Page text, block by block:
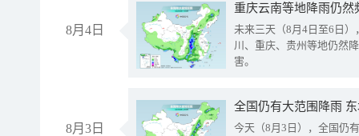
8月4日
重庆云南等地降雨仍然
未来三天（8月4日至6日
川、重庆、贵州等地仍然
害。
8月3日
全国仍有大范围降雨
今天（8月3日），全国仍